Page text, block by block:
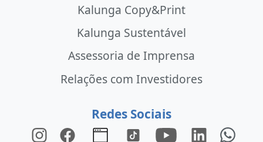
Kalunga Copy&Print
Kalunga Sustentável
Assessoria de Imprensa
Relações com Investidores
Redes Sociais